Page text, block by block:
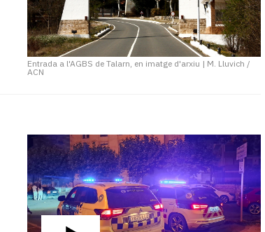
Entrada a l'AGBS de Talarn, en imatge d'arxiu | M. Lluvich /
ACN